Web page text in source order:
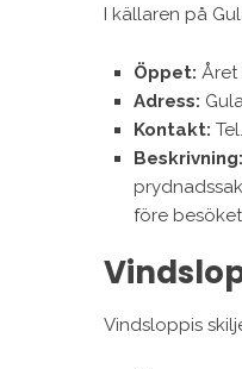
I källaren på
Öppet: Året
Adress:
Kontakt:
Beskrivning:
före
Vindsloppis